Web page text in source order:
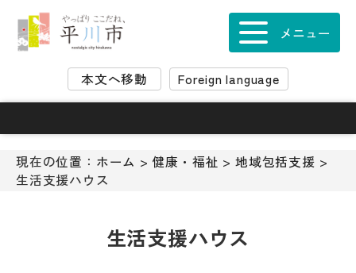
ョ
ス
本文へ移動 Foreign language
メニュー
現在の位置： ホーム > 健康・福祉 >地域包括支援 >
生活支援ハウス
生活支援ハウス